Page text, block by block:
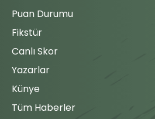
Puan Durumu
Fikstür
Canlı Skor
Yazarlar
Künye
Tüm Haberler